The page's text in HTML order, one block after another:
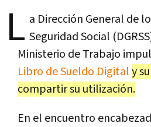
L a Dirección General de
Seguridad Social
Ministerio de Trabajo
Libro de Sueldo Digitaly
compartir su utilización.
En el encuentro